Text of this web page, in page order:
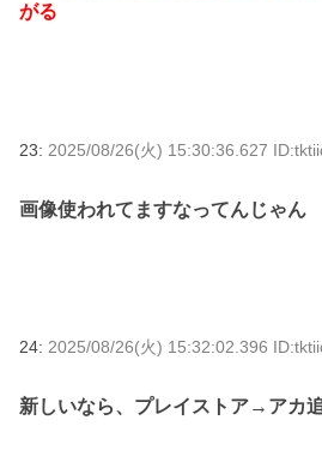
がる
23: 2025/08/26(火) 15:30:36.627
画像使われてますなってんじゃん
24: 2025/08/26(火) 15:32:02.396
新しいなら、プレイストア→アカ